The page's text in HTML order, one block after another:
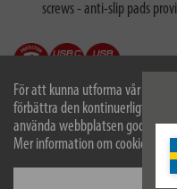
För att kunna utforma vår
förbättra den kontinuerligt
använda webbplatsen
Mer information om cookies
screws - anti-slip pads